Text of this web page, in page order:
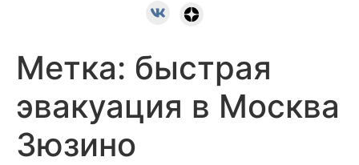
Метка: быстрая
эвакуация в Москва
Зюзино